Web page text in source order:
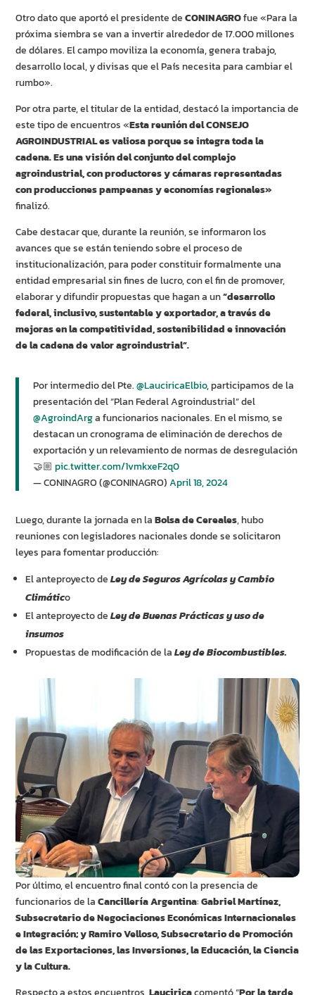
Otro dato que aportó el presidente deCONINAGROfue «Para la
próxima siembra se van a invertir alrededor de 17.000 millones
de dólares. El campo moviliza la economía, genera trabajo,
desarrollo local, y divisas que el País necesita para cambiar el
rumbo».
Por otra parte, el titular de la entidad, destacó la importancia de
este tipo de encuentros «Esta reunión del CONSEJO
AGROINDUSTRIAL es valiosa porque se integra toda la
cadena. Es una visión del conjunto del complejo
agroindustrial, con productores y cámaras representadas
con producciones pampeanas y economías regionales»
finalizó.
Cabe destacar que, durante la reunión, se informaron los
avances que se están teniendo sobre el proceso de
institucionalización, para poder constituir formalmente una
entidad empresarial sin fines de lucro, con el fin de promover,
elaborar y difundir propuestas que hagan a un“desarrollo
federal, inclusivo, sustentable y exportador, a través de
mejoras en la competitividad, sostenibilidad e innovación
de la cadena de valor agroindustrial”.
Por intermedio del Pte.@LauciricaElbio, participamos de la
presentación del “Plan Federal Agroindustrial” del
@AgroindArga funcionarios nacionales. En el mismo, se
destacan un cronograma de eliminación de derechos de
exportación y un relevamiento de normas de desregulación
🤝🏼pic.twitter.com/1vmkxeF2q0
— CONINAGRO (@CONINAGRO)April 18, 2024
Luego, durante la jornada en laBolsa de Cereales, hubo
reuniones con legisladores nacionales donde se solicitaron
leyes para fomentar producción:
El anteproyecto deLey de Seguros Agrícolas y Cambio
Climático
El anteproyecto deLey de Buenas Prácticas y uso de
insumos
Propuestas de modificación de laLey de Biocombustibles.
Por último, el encuentro final contó con la presencia de
funcionarios de laCancillería Argentina:Gabriel Martínez,
Subsecretario de Negociaciones Económicas Internacionales
e Integración; y Ramiro Velloso, Subsecretario de Promoción
de las Exportaciones, las Inversiones, la Educación, la Ciencia
y la Cultura.